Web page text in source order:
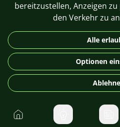
Startseite
bereitzustellen, Anzeigen
den Verkehr zu
Alle
Optionen